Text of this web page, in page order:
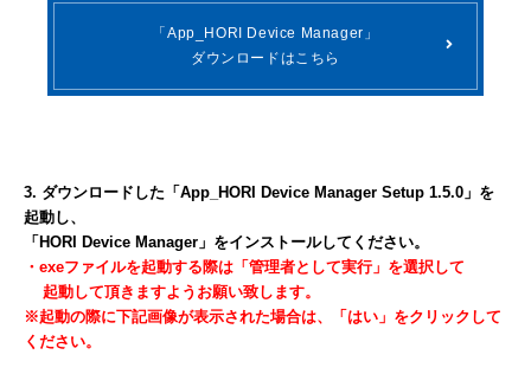
「App_HORI Device Manager」
ダウンロードはこちら
3. ダウンロードした「App_HORI Device Manager Setup 1.5.0」を
起動し、
「HORI Device Manager」をインストールしてください。
・exeファイルを起動する際は「管理者として実行」を選択して
起動して頂きますようお願い致します。
※起動の際に下記画像が表示された場合は、「はい」をクリックして
ください。